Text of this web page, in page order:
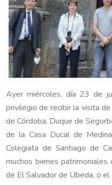
Ayer miércoles, día 23 de
privilegio de recibir la visita
de Córdoba, Duque de
de la Casa Ducal de
Colegiata de Santiago de
muchos bienes
de El Salvador de Ubeda, o